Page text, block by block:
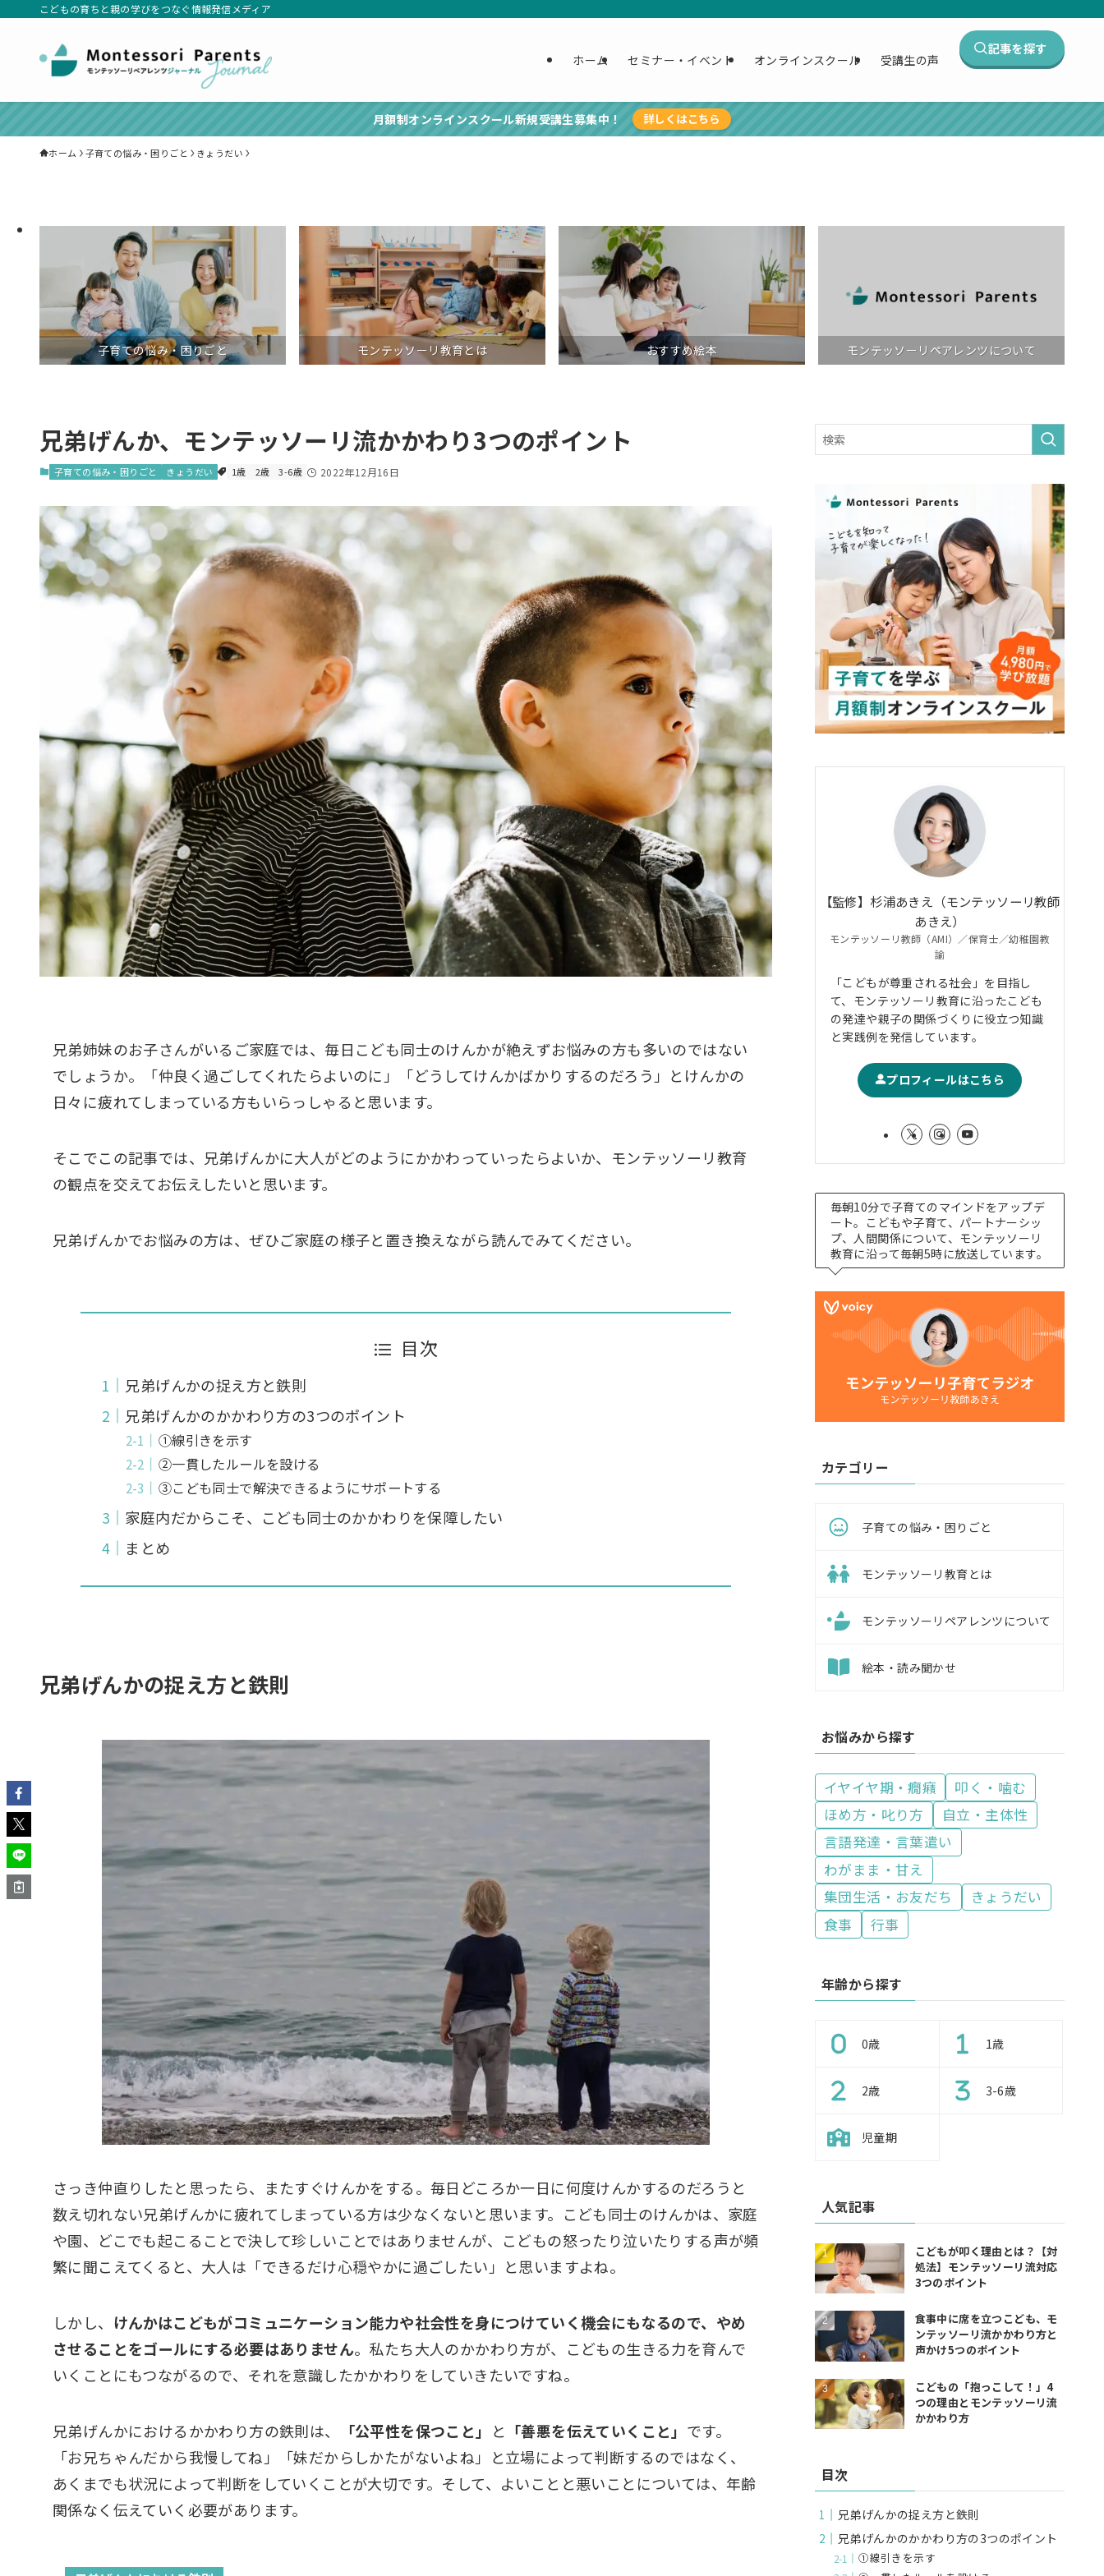
こどもの育ちと親の学びをつなぐ情報発信メディア
ホーム セミナー・イベント オンラインスクール 受講生の声
記事を探す
月額制オンラインスクール新規受講生募集中！ 詳しくはこちら
ホーム 子育ての悩み・困りごと きょうだい
子育ての悩み・困りごと モンテッソーリ教育とは おすすめ絵本 モンテッソーリペアレンツについて
兄弟げんか、モンテッソーリ流かかわり3つのポイント
子育ての悩み・困りごと きょうだい 1歳 2歳 3-6歳 2022年12月16日
兄弟姉妹のお子さんがいるご家庭では、毎日こども同士のけんかが絶えずお悩みの方も多いのではない
でしょうか。「仲良く過ごしてくれたらよいのに」「どうしてけんかばかりするのだろう」とけんかの
日々に疲れてしまっている方もいらっしゃると思います。
そこでこの記事では、兄弟げんかに大人がどのようにかかわっていったらよいか、モンテッソーリ教育
の観点を交えてお伝えしたいと思います。
兄弟げんかでお悩みの方は、ぜひご家庭の様子と置き換えながら読んでみてください。
目次
兄弟げんかの捉え方と鉄則
兄弟げんかのかかわり方の3つのポイント
①線引きを示す
②一貫したルールを設ける
③こども同士で解決できるようにサポートする
家庭内だからこそ、こども同士のかかわりを保障したい
まとめ
兄弟げんかの捉え方と鉄則
さっき仲直りしたと思ったら、またすぐけんかをする。毎日どころか一日に何度けんかするのだろうと
数え切れない兄弟げんかに疲れてしまっている方は少なくないと思います。こども同士のけんかは、家庭
や園、どこでも起こることで決して珍しいことではありませんが、こどもの怒ったり泣いたりする声が頻
繁に聞こえてくると、大人は「できるだけ心穏やかに過ごしたい」と思いますよね。
しかし、 けんかはこどもがコミュニケーション能力や社会性を身につけていく機会にもなるので、やめ
させることをゴールにする必要はありません。私たち大人のかかわり方が、こどもの生きる力を育んで
いくことにもつながるので、それを意識したかかわりをしていきたいですね。
兄弟げんかにおけるかかわり方の鉄則は、 「公平性を保つこと」 と 「善悪を伝えていくこと」 です。
「お兄ちゃんだから我慢してね」「妹だからしかたがないよね」と立場によって判断するのではなく、
あくまでも状況によって判断をしていくことが大切です。そして、よいことと悪いことについては、年齢
関係なく伝えていく必要があります。
【監修】杉浦あきえ（モンテッソーリ教師
あきえ）
モンテッソーリ教師（AMI）／保育士／幼稚園教
諭
「こどもが尊重される社会」を目指し
て、モンテッソーリ教育に沿ったこども
の発達や親子の関係づくりに役立つ知識
と実践例を発信しています。
プロフィールはこちら
毎朝10分で子育てのマインドをアップデ
ート。こどもや子育て、パートナーシッ
プ、人間関係について、モンテッソーリ
教育に沿って毎朝5時に放送しています。
カテゴリー
子育ての悩み・困りごと
モンテッソーリ教育とは
モンテッソーリペアレンツについて
絵本・読み聞かせ
お悩みから探す
イヤイヤ期・癇癪
叩く・噛む
ほめ方・叱り方
自立・主体性
言語発達・言葉遣い
わがまま・甘え
集団生活・お友だち
きょうだい
食事
行事
年齢から探す
0歳 1歳
2歳 3-6歳
児童期
人気記事
こどもが叩く理由とは？【対
処法】モンテッソーリ流対応
3つのポイント
食事中に席を立つこども、モ
ンテッソーリ流かかわり方と
声かけ5つのポイント
こどもの「抱っこして！」4
つの理由とモンテッソーリ流
かかわり方
目次
兄弟げんかの捉え方と鉄則
兄弟げんかのかかわり方の3つのポイント
①線引きを示す